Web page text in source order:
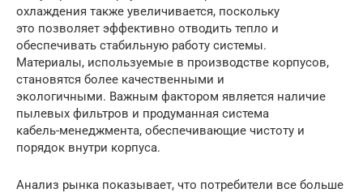
охлаждения также увеличивается, поскольку
это позволяет эффективно отводить тепло и
обеспечивать стабильную работу системы.
Материалы, используемые в производстве корпусов,
становятся более качественными и
экологичными. Важным фактором является наличие
пылевых фильтров и продуманная система
кабель-менеджмента, обеспечивающие чистоту и
порядок внутри корпуса.
Анализ рынка показывает, что потребители все больше